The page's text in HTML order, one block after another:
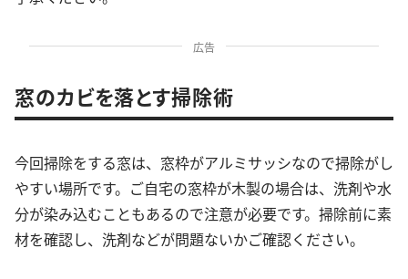
広告
窓のカビを落とす掃除術
今回掃除をする窓は、窓枠がアルミサッシなので掃除がし
やすい場所です。ご自宅の窓枠が木製の場合は、洗剤や水
分が染み込むこともあるので注意が必要です。掃除前に素
材を確認し、洗剤などが問題ないかご確認ください。